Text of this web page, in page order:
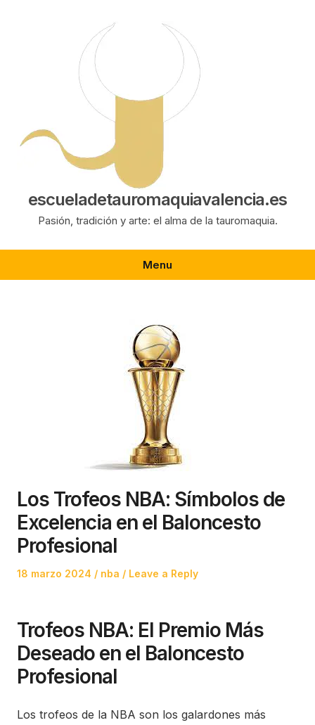
escueladetauromaquiavalencia.es
Pasión, tradición y arte: el alma de la tauromaquia.
Menu
Los Trofeos NBA: Símbolos de
Excelencia en el Baloncesto
Profesional
Posted
18 marzo 2024
Posted
nba Leave a Reply
Trofeos NBA: El Premio Más
Deseado en el Baloncesto
Profesional
Los trofeos de la NBA son los galardones más